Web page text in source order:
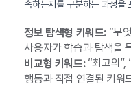
속하는지를 구분하는 과정을
정보 탐색형 키워드:“무
사용자가 학습과 탐색을
비교형 키워드:“최고의”,
행동과 직접 연결된 키워